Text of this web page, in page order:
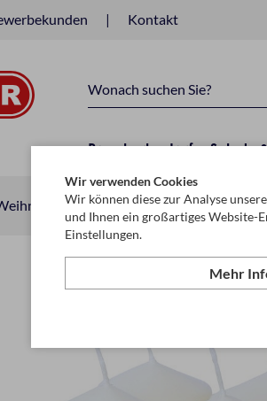
Kontakt
Raucherbedarf Schule
Kerzen & Kerzenhalter
Wir verwenden Cookies
Wir können diese zur Analyse
und Ihnen ein großartiges Website-
Einstellungen.
Mehr